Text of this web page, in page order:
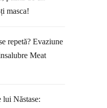
masca!
repetă? Evaziune
Meat
lui Năstase: